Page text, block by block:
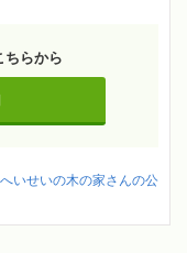
ちらから
へいせいの木の家さんの公